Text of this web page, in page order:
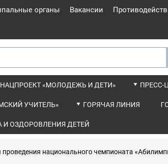
органы Вакансии
НАЦПРОЕКТ «МОЛОДЕЖЬ И ДЕТИ» ПРЕСС-
УЧИТЕЛЬ» ГОРЯЧАЯ ЛИНИЯ
И ОЗДОРОВЛЕНИЯ ДЕТЕЙ
национального чемпионата